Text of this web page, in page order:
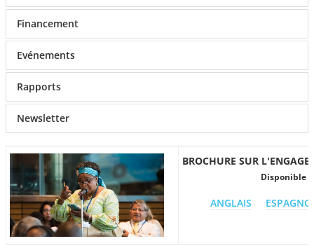
Financement
Evénements
Rapports
Newsletter
BROCHURE SUR
Disponible
ANGLAIS